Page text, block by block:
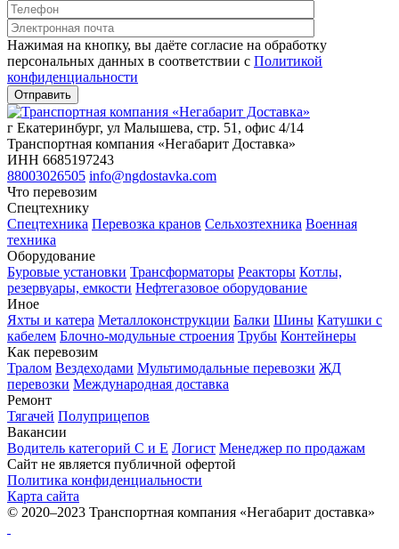
Нажимая на кнопку, вы даёте согласие на обработку
персональных данных в соответствии c Политикой
конфиденциальности
г Екатеринбург, ул Малышева, стр. 51, офис 4/14
Транспортная компания «Негабарит Доставка»
ИНН 6685197243
88003026505 info@ngdostavka.com
Что перевозим
Спецтехнику
Спецтехника Перевозка кранов Сельхозтехника Военная
техника
Оборудование
Буровые установки Трансформаторы Реакторы Котлы,
резервуары, емкости Нефтегазовое оборудование
Иное
Яхты и катера Металлоконструкции Балки Шины Катушки с
кабелем Блочно-модульные строения Трубы Контейнеры
Как перевозим
Тралом Вездеходами Мультимодальные перевозки ЖД
перевозки Международная доставка
Ремонт
Тягачей Полуприцепов
Вакансии
Водитель категорий С и Е Логист Менеджер по продажам
Сайт не является публичной офертой
Политика конфиденциальности
Карта сайта
© 2020–2023 Транспортная компания «Негабарит доставка»